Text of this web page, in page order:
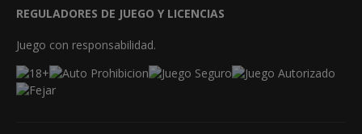
REGULADORES DE JUEGO Y LICENCIAS
Juego con responsabilidad.